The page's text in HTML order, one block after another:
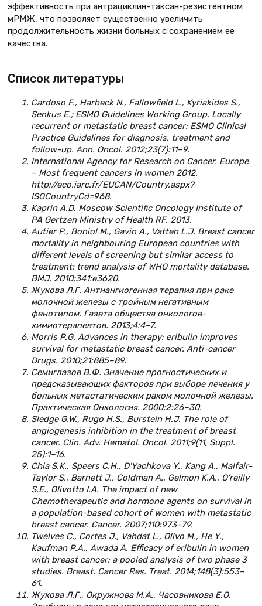
эффективность при антрациклин-таксан-резистентном
мРМЖ, что позволяет существенно увеличить
продолжительность жизни больных с сохранением ее
качества.
Список литературы
Cardoso F., Harbeck N., Fallowfield L., Kyriakides S.,
Senkus E.; ESMO Guidelines Working Group. Locally
recurrent or metastatic breast cancer: ESMO Clinical
Practice Guidelines for diagnosis, treatment and
follow-up. Ann. Oncol. 2012;23(7):11–9.
International Agency for Research on Cancer. Europe
– Most frequent cancers in women 2012.
http://eco.iarc.fr/EUCAN/Country.aspx?
ISOCountryCd=968.
Kaprin A.D. Moscow Scientific Oncology Institute of
PA Gertzen Ministry of Health RF. 2013.
Autier P., Boniol M., Gavin A., Vatten L.J. Breast cancer
mortality in neighbouring European countries with
different levels of screening but similar access to
treatment: trend analysis of WHO mortality database.
BMJ. 2010;341:e3620.
Жукова Л.Г. Антиангиогенная терапия при раке
молочной железы с тройным негативным
фенотипом. Газета общества онкологов-
химиотерапевтов. 2013;4:4–7.
Morris P.G. Advances in therapy: eribulin improves
survival for metastatic breast cancer. Anti-cancer
Drugs. 2010;21:885–89.
Семиглазов В.Ф. Значение прогностических и
предсказывающих факторов при выборе лечения у
больных метастатическим раком молочной железы.
Практическая Онкология. 2000;2:26–30.
Sledge G.W., Rugo H.S., Burstein H.J. The role of
angiogenesis inhibition in the treatment of breast
cancer. Clin. Adv. Hematol. Oncol. 2011;9(11, Suppl.
25):1–16.
Chia S.K., Speers C.H., D'Yachkova Y., Kang A., Malfair-
Taylor S., Barnett J., Coldman A., Gelmon K.A., O’reilly
S.E., Olivotto I.A. The impact of new
Chemotherapeutic and hormone agents on survival in
a population-based cohort of women with metastatic
breast cancer. Cancer. 2007;110:973–79.
Twelves C., Cortes J., Vahdat L., Olivo M., He Y.,
Kaufman P.A., Awada A. Efficacy of eribulin in women
with breast cancer: a pooled analysis of two phase 3
studies. Breast. Cancer Res. Treat. 2014;148(3):553–
61.
Жукова Л.Г., Окружнова М.А., Часовникова Е.О.